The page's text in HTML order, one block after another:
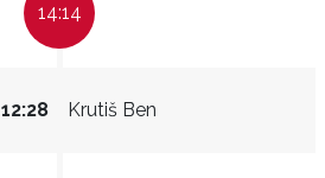
14:14
Krutiš Ben
12:28